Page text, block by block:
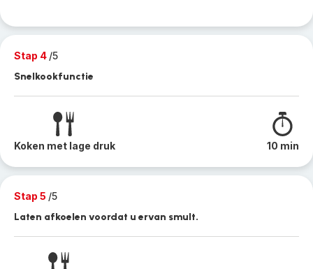
Stap 4 /5
Snelkookfunctie
Koken met lage druk 10 min
Stap 5 /5
Laten afkoelen voordat u ervan smult.